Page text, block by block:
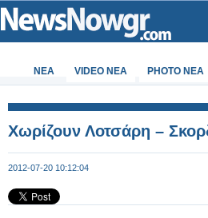
ΝΕΑ VIDEO NEA PHOTO NEA
Χωρίζουν Λοτσάρη –
2012-07-20 10:12:04